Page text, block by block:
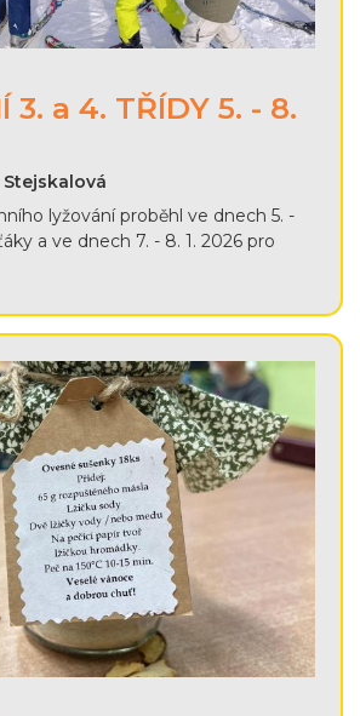
3. a 4. TŘÍDY 5. - 8.
Stejskalová
lyžování proběhl ve dnech 5. -
a ve dnech 7. - 8. 1. 2026 pro